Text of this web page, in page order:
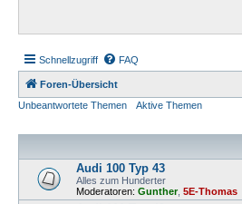
Schnellzugriff FAQ
Foren-Übersicht
Unbeantwortete Themen
Aktive Themen
Audi 100 Typ 43
Alles zum Hunderter
Moderatoren: Gunther, 5E-Thomas